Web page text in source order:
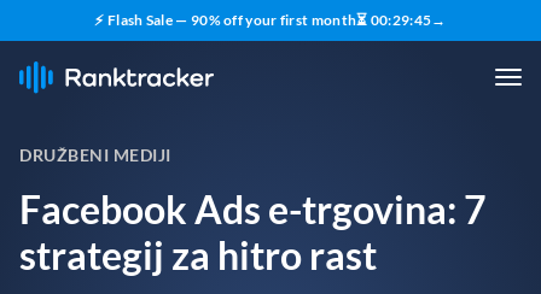
⚡ Flash Sale — 90% off your first month⏳ 00:29:43→
DRUŽBENI MEDIJI
Facebook Ads e-trgovina: 7
strategij za hitro rast